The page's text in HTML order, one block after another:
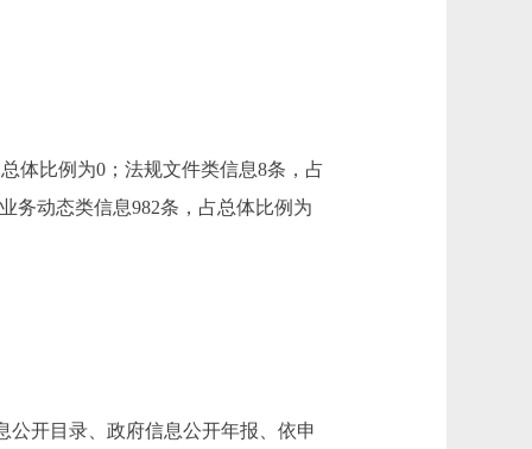
体比例为0；法规文件类信息8条，占
务动态类信息982条，占总体比例为
开目录、政府信息公开年报、依申